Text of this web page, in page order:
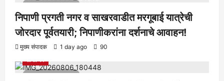
1 minute read
निपाणी प्रगती नगर व साखरवाडीत मरगूबाई यात्रेची
जोरदार पूर्वतयारी; निपाणीकरांना दर्शनाचे आवाहन!
मुख्य संपादक 1 day ago 90
1 minute read
आरोग्य क्रीडा ताज्या बातम्या